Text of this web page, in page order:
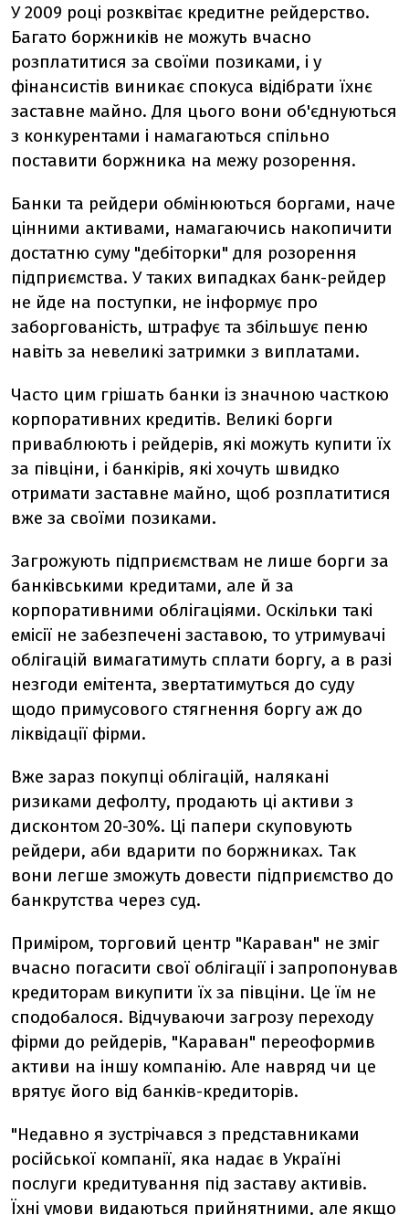
У 2009 році розквітає кредитне рейдерство.
Багато боржників не можуть вчасно
розплатитися за своїми позиками, і у
фінансистів виникає спокуса відібрати їхнє
заставне майно. Для цього вони об'єднуються
з конкурентами і намагаються спільно
поставити боржника на межу розорення.
Банки та рейдери обмінюються боргами, наче
цінними активами, намагаючись накопичити
достатню суму "дебіторки" для розорення
підприємства. У таких випадках банк-рейдер
не йде на поступки, не інформує про
заборгованість, штрафує та збільшує пеню
навіть за невеликі затримки з виплатами.
Часто цим грішать банки із значною часткою
корпоративних кредитів. Великі борги
приваблюють і рейдерів, які можуть купити їх
за півціни, і банкірів, які хочуть швидко
отримати заставне майно, щоб розплатитися
вже за своїми позиками.
Загрожують підприємствам не лише борги за
банківськими кредитами, але й за
корпоративними облігаціями. Оскільки такі
емісії не забезпечені заставою, то утримувачі
облігацій вимагатимуть сплати боргу, а в разі
незгоди емітента, звертатимуться до суду
щодо примусового стягнення боргу аж до
ліквідації фірми.
Вже зараз покупці облігацій, налякані
ризиками дефолту, продають ці активи з
дисконтом 20-30%. Ці папери скуповують
рейдери, аби вдарити по боржниках. Так
вони легше зможуть довести підприємство до
банкрутства через суд.
Приміром, торговий центр "Караван" не зміг
вчасно погасити свої облігації і запропонував
кредиторам викупити їх за півціни. Це їм не
сподобалося. Відчуваючи загрозу переходу
фірми до рейдерів, "Караван" переоформив
активи на іншу компанію. Але навряд чи це
врятує його від банків-кредиторів.
"Недавно я зустрічався з представниками
російської компанії, яка надає в Україні
послуги кредитування під заставу активів.
Їхні умови видаються прийнятними, але якщо